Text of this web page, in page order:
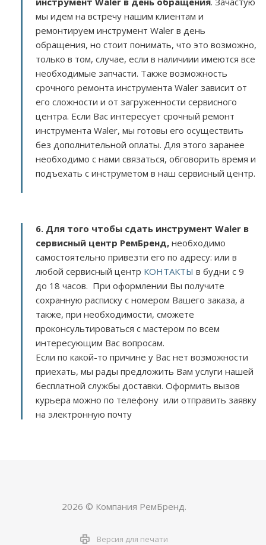
мы идем на встречу нашим клиентам и
ремонтируем инструмент Waler в день
обращения, но стоит понимать, что это возможно,
только в том, случае, если в наличиии имеются все
необходимые запчасти. Также возможность
срочного ремонта инструмента Waler зависит от
его сложности и от загруженности сервисного
центра. Если Вас интересует срочный ремонт
инструмента Waler, мы готовы его осуществить
без дополнительной оплаты. Для этого заранее
необходимо с нами связаться, обговорить время и
подъехать с инструметом в наш сервисный центр.
6. Для того чтобы сдать инструмент Waler в
сервисный центр РемБренд, необходимо
самостоятельно привезти его по адресу: или в
любой сервисный центр КОНТАКТЫ в будни с 9
до 18 часов. При оформлении Вы получите
сохранную расписку с номером Вашего заказа, а
также, при необходимости, сможете
проконсультироваться с мастером по всем
интересующим Вас вопросам.
Если по какой-то причине у Вас нет возможности
приехать, мы рады предложить Вам услуги нашей
бесплатной службы доставки. Оформить вызов
курьера можно по телефону или отправить заявку
на электронную почту
2026 © Компания РемБренд.
Версия для печати